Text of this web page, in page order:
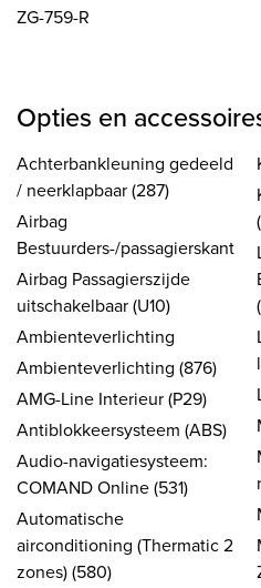
ZG-759-R
Opties en
Achterbankleuning gedeeld
/ neerklapbaar (287)
Airbag
Bestuurders-/passagierskant
Airbag Passagierszijde
uitschakelbaar (U10)
Ambienteverlichting
Ambienteverlichting (876)
AMG-Line Interieur (P29)
Antiblokkeersysteem (ABS)
Audio-navigatiesysteem:
COMAND Online (531)
Automatische
airconditioning (Thermatic 2
zones) (580)